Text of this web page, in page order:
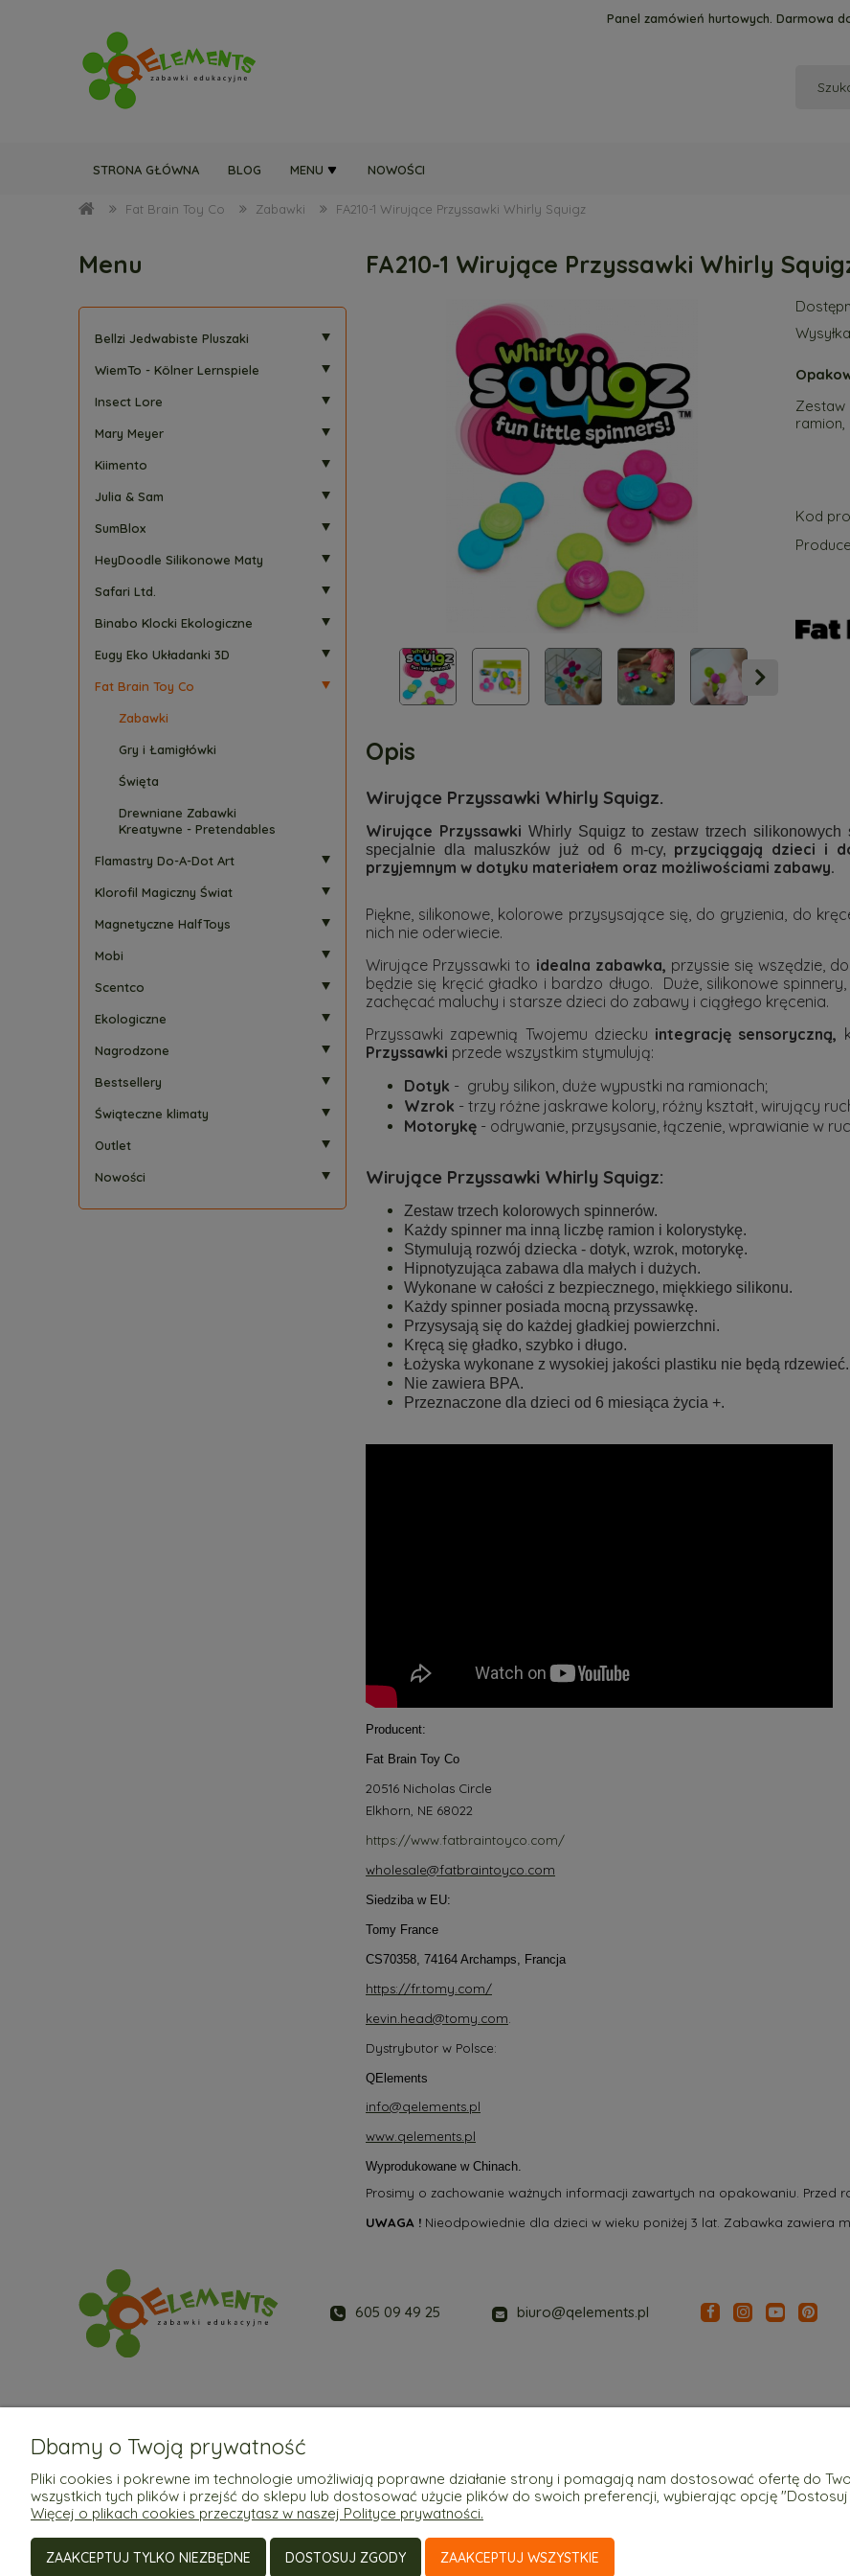
Panel zamówień hurtowych. Darmowa
STRONA GŁÓWNA BLOG MENU NOWOŚCI
Fat Brain Toy Co Zabawki FA210-1 Wirujące Przyssawki Whirly Squigz
Menu
Bellzi Jedwabiste Pluszaki
WiemTo - Kölner Lernspiele
Insect Lore
Mary Meyer
Kiimento
Julia & Sam
SumBlox
HeyDoodle Silikonowe Maty
Safari Ltd.
Binabo Klocki Ekologiczne
Eugy Eko Układanki 3D
Fat Brain Toy Co
Zabawki
Gry i Łamigłówki
Święta
Drewniane Zabawki
Kreatywne - Pretendables
Flamastry Do-A-Dot Art
Klorofil Magiczny Świat
Magnetyczne HalfToys
Mobi
Scentco
Ekologiczne
Nagrodzone
Bestsellery
Świąteczne klimaty
Outlet
Nowości
FA210-1 Wirujące Przyssawki Whirly
Kod
Opis
Wirujące Przyssawki Whirly Squigz.
Wirujące Przyssawki Whirly Squigz to zestaw trzech
specjalnie dla maluszków już od 6 m-cy, przyciągają dzieci i
przyjemnym w dotyku materiałem oraz możliwościami zabawy.
Piękne, silikonowe, kolorowe przysysające się, do gryzienia, do
nich nie oderwiecie.
Wirujące Przyssawki to idealna zabawka, przyssie się wszędzie,
będzie się kręcić gładko i bardzo długo. Duże, silikonowe
zachęcać maluchy i starsze dzieci do zabawy i ciągłego kręcenia.
Przyssawki zapewnią Twojemu dziecku integrację sensoryczną,
Przyssawki przede wszystkim stymulują:
Dotyk - gruby silikon, duże wypustki na ramionach;
Wzrok - trzy różne jaskrawe kolory, różny kształt, wirujący
Motorykę - odrywanie, przysysanie, łączenie, wprawianie w
Wirujące Przyssawki Whirly Squigz:
Zestaw trzech kolorowych spinnerów.
Każdy spinner ma inną liczbę ramion i kolorystykę.
Stymulują rozwój dziecka - dotyk, wzrok, motorykę.
Hipnotyzująca zabawa dla małych i dużych.
Wykonane w całości z bezpiecznego, miękkiego silikonu.
Każdy spinner posiada mocną przyssawkę.
Przysysają się do każdej gładkiej powierzchni.
Kręcą się gładko, szybko i długo.
Łożyska wykonane z wysokiej jakości plastiku nie będą rdzewieć.
Nie zawiera BPA.
Przeznaczone dla dzieci od 6 miesiąca życia +.
Producent:
Fat Brain Toy Co
20516 Nicholas Circle
Elkhorn, NE 68022
https://www.fatbraintoyco.com/
wholesale@fatbraintoyco.com
Siedziba w EU:
Tomy France
CS70358, 74164 Archamps, Francja
https://fr.tomy.com/
kevin.head@tomy.com
Dystrybutor w Polsce:
QElements
info@qelements.pl
www.qelements.pl
Wyprodukowane w Chinach.
Prosimy o zachowanie ważnych informacji zawartych na opakowaniu. Przed
UWAGA ! Nieodpowiednie dla dzieci w wieku poniżej 3 lat. Zabawka zawiera
Pomoc
Regulaminy
Moje konto
Twoje zamówienia
Przechowalnia
Płatności i dostawa
Formy płatności
Informacje
Polityka
605 09 49 25 biuro@qelements.pl
Dbamy o Twoją prywatność
Pliki cookies i pokrewne im technologie umożliwiają poprawne działanie strony i pomagają nam dostosować ofertę do
wszystkich tych plików i przejść do sklepu lub dostosować użycie plików do swoich preferencji, wybierając opcję
Więcej o plikach cookies przeczytasz w naszej Polityce prywatności.
ZAAKCEPTUJ TYLKO NIEZBĘDNE DOSTOSUJ ZGODY ZAAKCEPTUJ WSZYSTKIE